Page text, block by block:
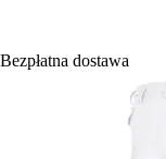
Bezpłatna dostawa